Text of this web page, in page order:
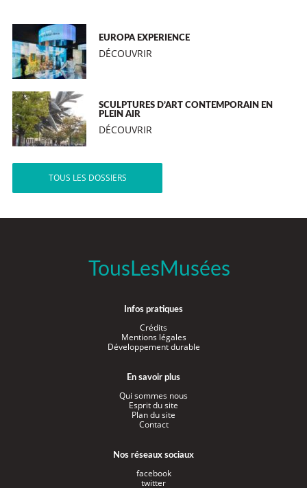
EUROPA EXPERIENCE
DÉCOUVRIR
SCULPTURES D’ART CONTEMPORAIN EN
PLEIN AIR
DÉCOUVRIR
TOUS LES DOSSIERS
TousLesMusées
Infos pratiques
Crédits
Mentions légales
Développement durable
En savoir plus
Qui sommes nous
Esprit du site
Plan du site
Contact
Nos réseaux sociaux
facebook
twitter